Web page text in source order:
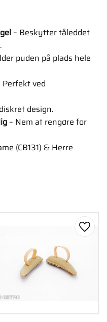
– Beskytter tåleddet
puden på plads hele
Perfekt ved
design.
– Nem at rengøre for
(CB131) & Herre
favorit Gem